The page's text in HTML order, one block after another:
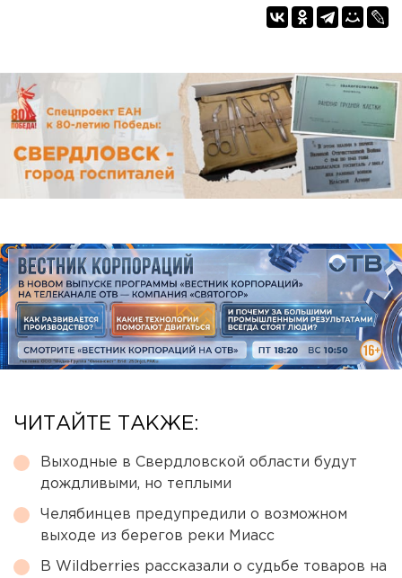
ЧИТАЙТЕ ТАКЖЕ:
Выходные в Свердловской области будут
дождливыми, но теплыми
Челябинцев предупредили о возможном
выходе из берегов реки Миасс
В Wildberries рассказали о судьбе товаров на